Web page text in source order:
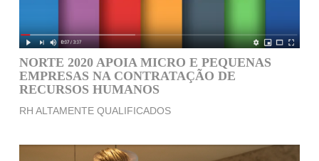
NORTE 2020 APOIA MICRO E PEQUENAS
EMPRESAS NA CONTRATAÇÃO DE
RECURSOS HUMANOS
RH ALTAMENTE QUALIFICADOS